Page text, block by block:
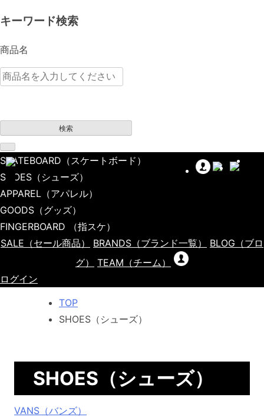
キーワード検索
商品名
検索
SKATEBOARD （スケートボード）
SHOES （シューズ）
APPAREL （アパレル）
GOODS （グッズ）
FINGERBOARD
（指スケ）
SALE （セール商品） BRANDS （ブランド一覧） BLOG （ブロ
グ）
TEAM （チーム）
ログイン
TOP
SHOES（シューズ）
SHOES（シューズ）
VANS（バンズ）